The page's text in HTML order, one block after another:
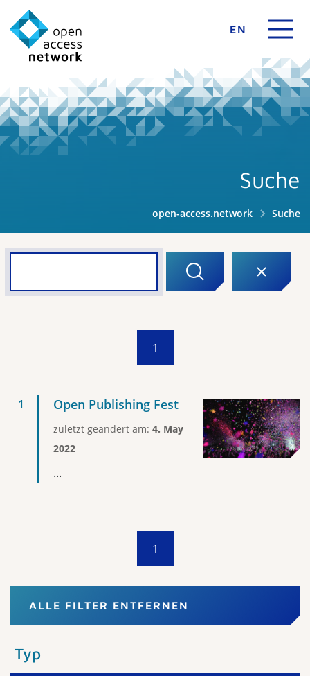
EN
Suche
open-access.network Suche
1
Open Publishing Fest
zuletzt geändert am: 4. May
2022
...
1
ALLE FILTER ENTFERNEN
Typ